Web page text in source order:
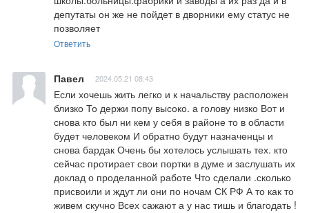
депутаты он же не пойдет в дворники ему статус не
позволяет
Ответить
Павел 2024.05.21 08:43
Если хочешь жить легко и к начальству расположен
близко То держи попу высоко. а голову низко Вот и
снова кто был ни кем у себя в районе то в области
будет человеком И обратно будут назначенцы и
снова бардак Очень бы хотелось услышать тех. кто
сейчас протирает свои портки в думе и заслушать их
доклад о проделанной работе Что сделали .сколько
присвоили и ждут ли они по ночам СК РФ А то как то
живем скучно Всех сажают а у нас тишь и благодать !